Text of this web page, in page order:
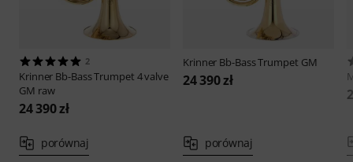
2
Krinner Bb-Bass Trumpet 4 valve
GM raw
24 390 zł
porównaj
Krinner Bb-Bass Trumpet GM
24 390 zł
porównaj